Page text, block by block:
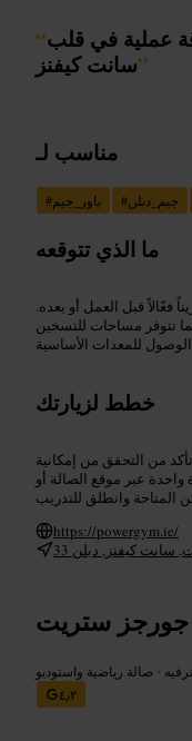
“عملية في قلب
سانت كيفنز”
مناسب لـ
#باور_جيم #جيم_دبلن
ما الذي تتوقعه
فعّالاً قبل العمل أو بعده.
تتوفر مساحات للتسخين
خطط لزيارتك
من التحقق من إمكانية
عبر موقع الصالة أو
https://powergym.ie/
جورجز ستريت
• صالة رياضية واستوديو
٤٫٢